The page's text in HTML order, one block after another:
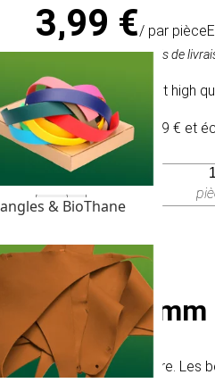
& BioThane
3,99 €/ par pièce
TVA comprise, hors frais de
ALU-MAX® Ultra-light high
Achetez 10 pour 3,79 € et
Quantité
Satin 15 mm
une boucle solide et sûre.